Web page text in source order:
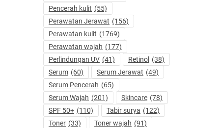
Pencerah kulit (55)
Perawatan Jerawat (156)
Perawatan kulit (1769)
Perawatan wajah (177)
Perlindungan UV (41) Retinol (38)
Serum (60) Serum Jerawat (49)
Serum Pencerah (65)
Serum Wajah (201) Skincare (78)
SPF 50+ (110) Tabir surya (122)
Toner (33) Toner wajah (91)